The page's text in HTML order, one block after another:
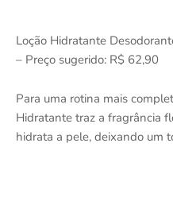
Loção Hidratante
– Preço sugerido: R$ 62,90
Para uma rotina mais
Hidratante traz a fragrância
hidrata a pele, deixando um